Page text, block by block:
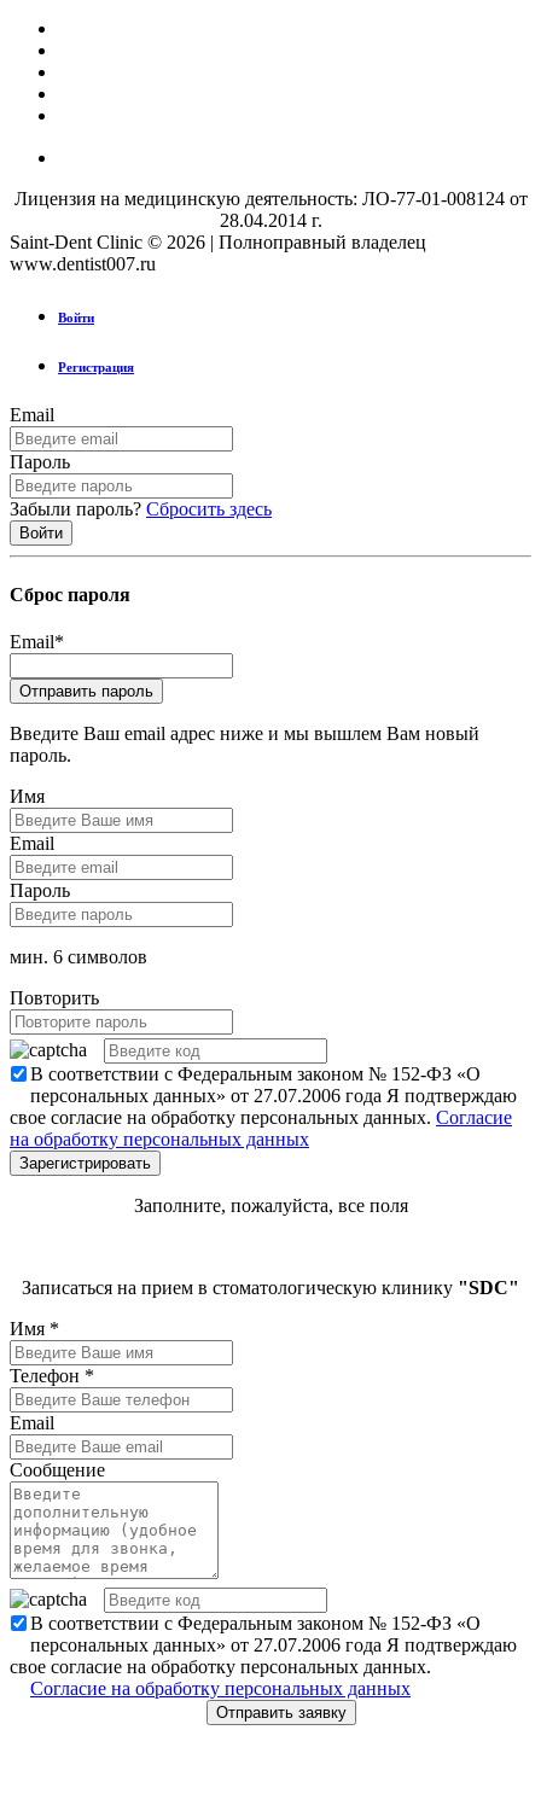
Лицензия на медицинскую деятельность: ЛО-77-01-008124 от
28.04.2014 г.
Saint-Dent Clinic © 2026 | Полноправный владелец
www.dentist007.ru
Войти
Регистрация
Email
Пароль
Забыли пароль? Сбросить здесь
Сброс пароля
Email*
Введите Ваш email адрес ниже и мы вышлем Вам новый
пароль.
Имя
Email
Пароль
мин. 6 символов
Повторить
В соответствии с Федеральным законом № 152-ФЗ «О
персональных данных» от 27.07.2006 года Я подтверждаю
свое согласие на обработку персональных данных. Согласие
на обработку персональных данных
Заполните, пожалуйста, все поля
Записаться на прием в стоматологическую клинику "SDC"
Имя *
Телефон *
Email
Сообщение
В соответствии с Федеральным законом № 152-ФЗ «О
персональных данных» от 27.07.2006 года Я подтверждаю
свое согласие на обработку персональных данных.
Согласие на обработку персональных данных